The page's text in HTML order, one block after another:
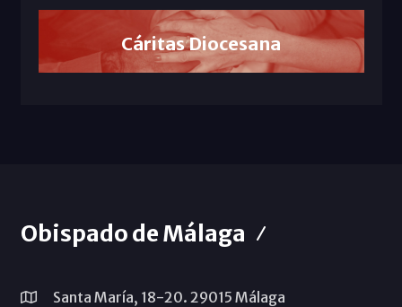
Cáritas Diocesana
Obispado de Málaga
Santa María, 18-20. 29015 Málaga